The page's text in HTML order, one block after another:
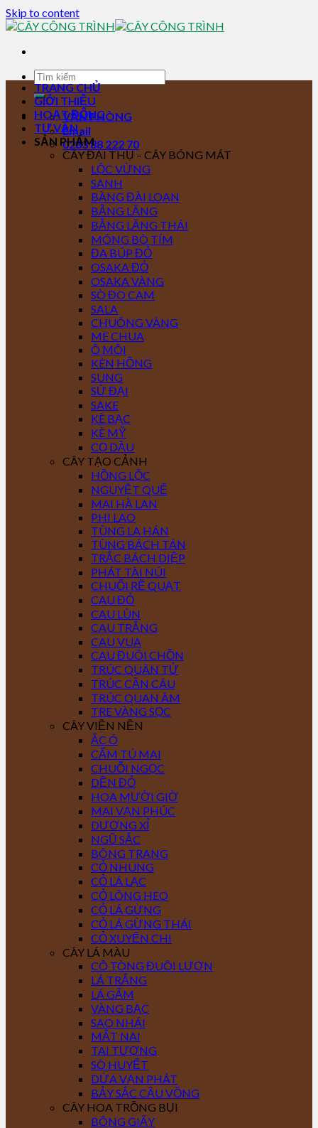
Skip to content
VĂN PHÒNG
Email
0283 88 222 70
TRANG CHỦ
GIỚI THIỆU
HOẠT ĐỘNG
TƯ VẤN
SẢN PHẨM
CÂY ĐẠI THỤ – CÂY BÓNG MÁT
LỘC VỪNG
SANH
BÀNG ĐÀI LOAN
BẰNG LĂNG
BẰNG LĂNG THÁI
MÓNG BÒ TÍM
ĐA BÚP ĐỎ
OSAKA ĐỎ
OSAKA VÀNG
SÒ ĐO CAM
SALA
CHUÔNG VÀNG
ME CHUA
Ô MÔI
KÈN HỒNG
SUNG
SỨ ĐẠI
SAKE
KÈ BẠC
KÈ MỸ
CỌ DẦU
CÂY TẠO CẢNH
HỒNG LỘC
NGUYỆT QUẾ
MAI HÀ LAN
PHI LAO
TÙNG LA HÁN
TÙNG BÁCH TÁN
TRẮC BÁCH DIỆP
PHÁT TÀI NÚI
CHUỐI RẼ QUẠT
CAU ĐỎ
CAU LÙN
CAU TRẮNG
CAU VUA
CAU ĐUÔI CHỒN
TRÚC QUÂN TỬ
TRÚC CẦN CÂU
TRÚC QUAN ÂM
TRE VÀNG SỌC
CÂY VIỀN NỀN
ẮC Ó
CẨM TÚ MAI
CHUỖI NGỌC
DỀN ĐỎ
HOA MƯỜI GIỜ
MAI VẠN PHÚC
DƯƠNG XỈ
NGŨ SẮC
BÔNG TRANG
CỎ NHUNG
CỎ LÁ LẠC
CỎ LÔNG HEO
CỎ LÁ GỪNG
CỎ LÁ GỪNG THÁI
CỎ XUYẾN CHI
CÂY LÁ MÀU
CÔ TÒNG ĐUÔI LƯƠN
LÁ TRẮNG
LÁ GẤM
VÀNG BẠC
SAO NHÁI
MẮT NAI
TAI TƯỢNG
SÒ HUYẾT
DỨA VẠN PHÁT
BẢY SẮC CẦU VỒNG
CÂY HOA TRỒNG BỤI
BÔNG GIẤY